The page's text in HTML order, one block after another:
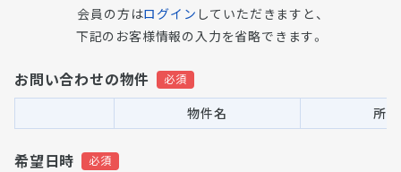
会員の方はログイン していただきますと、
下記のお客様情報の入力を省略できます。
お問い合わせの物件
物件名 所
希望日時